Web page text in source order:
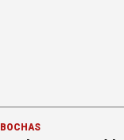
BOCHAS